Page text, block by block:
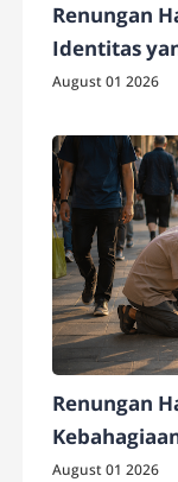
Renungan
Identitas
August 01 2026
Renungan
August 01 2026